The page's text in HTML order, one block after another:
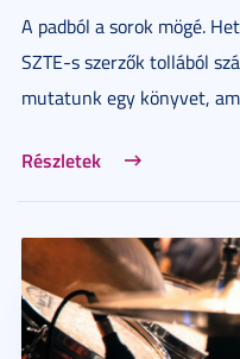
A padból a sorok mögé.
SZTE-s szerzők tollából
mutatunk egy könyvet,
Részletek